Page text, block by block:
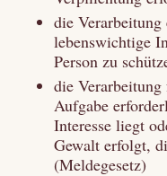
die
lebenswichtige
Person zu
die
Aufgabe
Interesse liegt
Gewalt erfolgt,
(Meldegesetz)